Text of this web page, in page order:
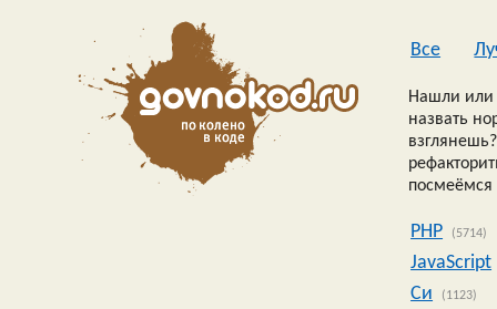
Все
Нашли или
назвать
посмеёмся
PHP (5714)
JavaScript
Си
(1123)